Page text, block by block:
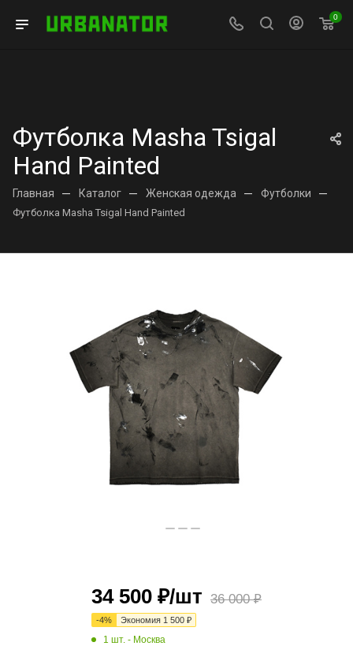
0
Футболка Masha Tsigal
Hand Painted
Главная — Каталог — Женская одежда — Футболки —
Футболка Masha Tsigal Hand Painted
34 500 ₽/шт 36 000₽
-4% Экономия 1 500 ₽
1 шт. - Москва